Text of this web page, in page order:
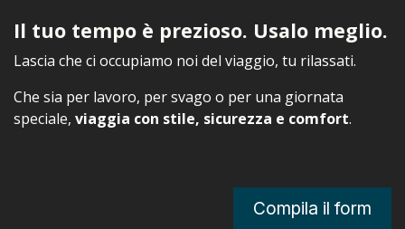
Il tuo tempo è prezioso. Usalo meglio.
Lascia che ci occupiamo noi del viaggio, tu rilassati.
Che sia per lavoro, per svago o per una giornata
speciale, viaggia con stile, sicurezza e comfort.
Compila il form